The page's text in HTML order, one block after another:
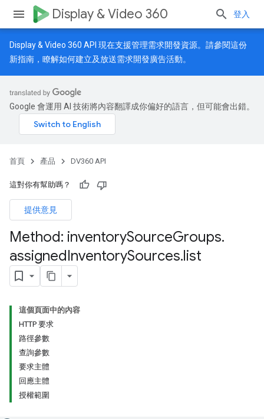
Display & Video 360 登入
Display & Video 360 API 現在支援管理需求開發資源。請參閱這份
新指南 ，瞭解如何建立及放送需求開發廣告活動。
Google 會運用 AI 技術將內容翻譯成你偏好的語言，但可能會出錯。
首頁 產品 DV360 API
這對你有幫助嗎？
提供意見
Method: inventorySourceGroups.
assignedInventorySources.list
這個頁面中的內容
HTTP 要求
路徑參數
查詢參數
要求主體
回應主體
授權範圍